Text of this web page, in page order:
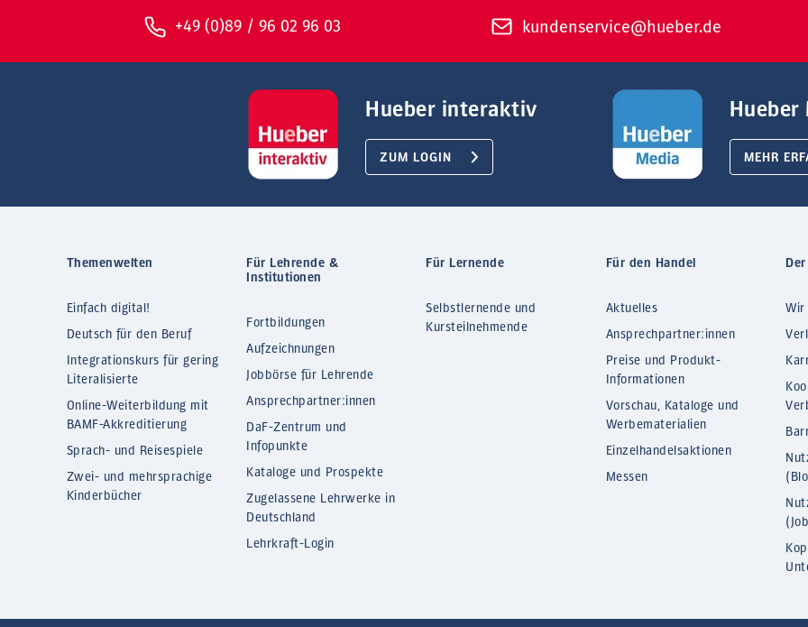
+49 (0)89 / 96 02 96 03 kundenservice@hueber.de
Hueber interaktiv
ZUM LOGIN
Hueber
MEHR
Themenwelten
Einfach digital!
Deutsch für den Beruf
Integrationskurs für gering
Literalisierte
Online-Weiterbildung mit
BAMF-Akkreditierung
Sprach- und Reisespiele
Zwei- und mehrsprachige
Kinderbücher
Für Lehrende &
Institutionen
Fortbildungen
Aufzeichnungen
Jobbörse für Lehrende
Ansprechpartner:innen
DaF-Zentrum und
Infopunkte
Kataloge und Prospekte
Zugelassene Lehrwerke in
Deutschland
Lehrkraft-Login
Für Lernende
Selbstlernende und
Kursteilnehmende
Für den Handel
Aktuelles
Ansprechpartner:innen
Preise und Produkt-
Informationen
Vorschau, Kataloge und
Werbematerialien
Einzelhandelsaktionen
Messen
Wir